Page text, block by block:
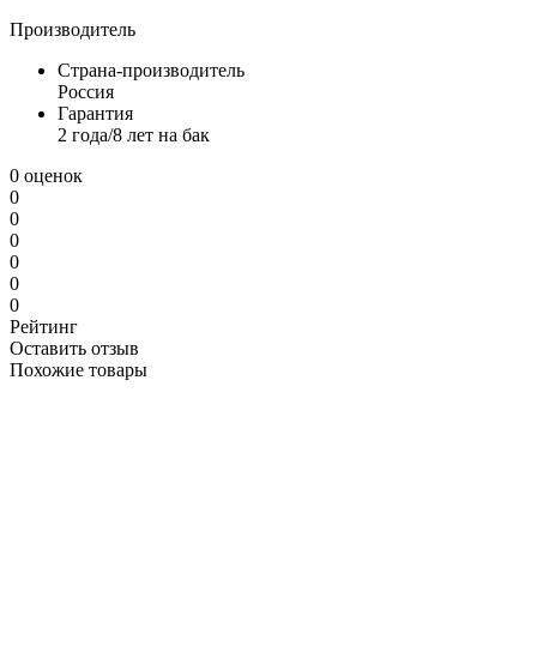
Производитель
Страна-производитель
Россия
Гарантия
2 года/8 лет на бак
0 оценок
0
0
0
0
0
0
Рейтинг
Оставить отзыв
Похожие товары